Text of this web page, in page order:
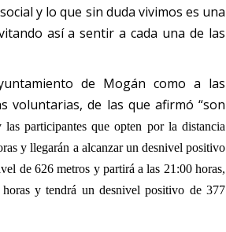
y lo que sin duda vivimos es una
así a sentir a cada una de las
de Mogán como a las
voluntarias, de las que afirmó “son
participantes que opten por la distancia
y llegarán a alcanzar un desnivel positivo
de 626 metros y partirá a las 21:00 horas,
y tendrá un desnivel positivo de 377